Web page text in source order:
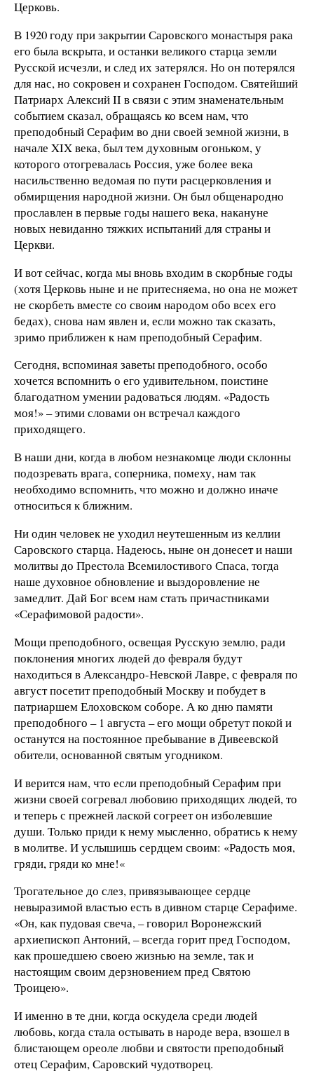
Церковь.
В 1920 году при закрытии Саровского монастыря рака
его была вскрыта, и останки великого старца земли
Русской исчезли, и след их затерялся. Но он потерялся
для нас, но сокровен и сохранен Господом. Святейший
Патриарх Алексий II в связи с этим знаменательным
событием сказал, обращаясь ко всем нам, что
преподобный Серафим во дни своей земной жизни, в
начале XIX века, был тем духовным огоньком, у
которого отогревалась Россия, уже более века
насильственно ведомая по пути расцерковления и
обмирщения народной жизни. Он был общенародно
прославлен в первые годы нашего века, накануне
новых невиданно тяжких испытаний для страны и
Церкви.
И вот сейчас, когда мы вновь входим в скорбные годы
(хотя Церковь ныне и не притесняема, но она не может
не скорбеть вместе со своим народом обо всех его
бедах), снова нам явлен и, если можно так сказать,
зримо приближен к нам преподобный Серафим.
Сегодня, вспоминая заветы преподобного, особо
хочется вспомнить о его удивительном, поистине
благодатном умении радоваться людям. «Радость
моя!» – этими словами он встречал каждого
приходящего.
В наши дни, когда в любом незнакомце люди склонны
подозревать врага, соперника, помеху, нам так
необходимо вспомнить, что можно и должно иначе
относиться к ближним.
Ни один человек не уходил неутешенным из келлии
Саровского старца. Надеюсь, ныне он донесет и наши
молитвы до Престола Всемилостивого Спаса, тогда
наше духовное обновление и выздоровление не
замедлит. Дай Бог всем нам стать причастниками
«Серафимовой радости».
Мощи преподобного, освещая Русскую землю, ради
поклонения многих людей до февраля будут
находиться в Александро-Невской Лавре, с февраля по
август посетит преподобный Москву и побудет в
патриаршем Елоховском соборе. А ко дню памяти
преподобного – 1 августа – его мощи обретут покой и
останутся на постоянное пребывание в Дивеевской
обители, основанной святым угодником.
И верится нам, что если преподобный Серафим при
жизни своей согревал любовию приходящих людей, то
и теперь с прежней лаской согреет он изболевшие
души. Только приди к нему мысленно, обратись к нему
в молитве. И услышишь сердцем своим: «Радость моя,
гряди, гряди ко мне!«
Трогательное до слез, привязывающее сердце
невыразимой властью есть в дивном старце Серафиме.
«Он, как пудовая свеча, – говорил Воронежский
архиепископ Антоний, – всегда горит пред Господом,
как прошедшею своею жизнью на земле, так и
настоящим своим дерзновением пред Святою
Троицею».
И именно в те дни, когда оскудела среди людей
любовь, когда стала остывать в народе вера, взошел в
блистающем ореоле любви и святости преподобный
отец Серафим, Саровский чудотворец.